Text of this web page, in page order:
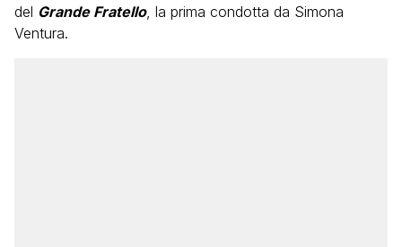
del Grande Fratello, la prima condotta da Simona
Ventura.